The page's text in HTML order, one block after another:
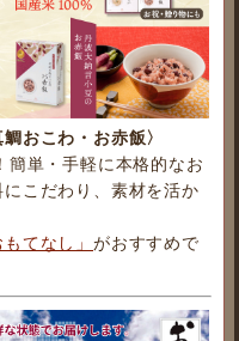
おこわ・お赤飯〉
単・手軽に本格的なお
こだわり、素材を活か
もてなし」がおすすめで